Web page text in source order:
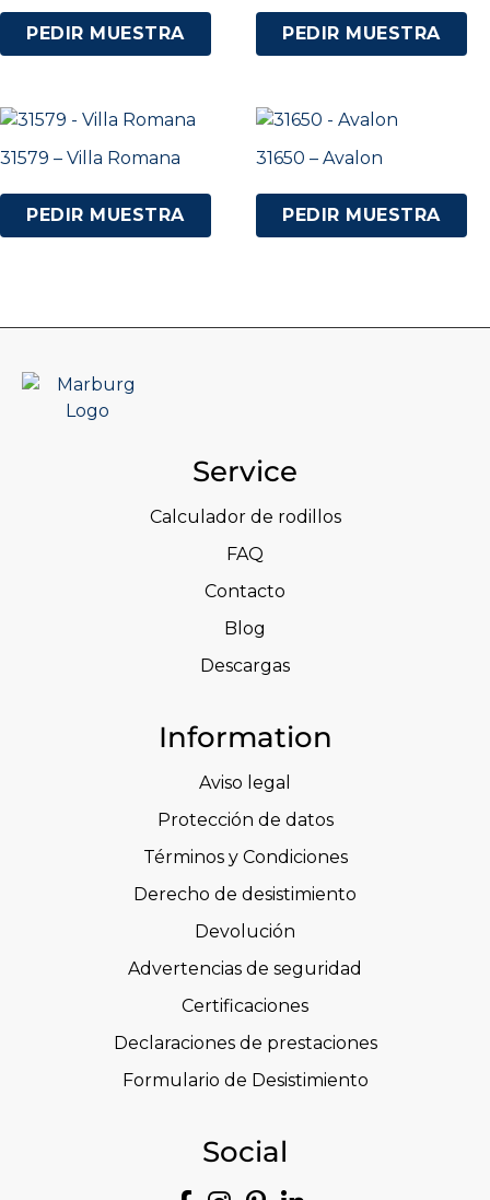
PEDIR MUESTRA PEDIR MUESTRA
31579 – Villa Romana
PEDIR MUESTRA
31650 – Avalon
PEDIR MUESTRA
Service
Calculador de rodillos
FAQ
Contacto
Blog
Descargas
Information
Aviso legal
Protección de datos
Términos y Condiciones
Derecho de desistimiento
Devolución
Advertencias de seguridad
Certificaciones
Declaraciones de prestaciones
Formulario de Desistimiento
Social